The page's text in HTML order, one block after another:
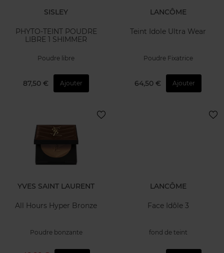
SISLEY
PHYTO-TEINT POUDRE
LIBRE 1 SHIMMER
Poudre libre
87,50 € Ajouter
LANCÔME
Teint Idole Ultra Wear
Poudre Fixatrice
64,50 € Ajouter
YVES SAINT LAURENT
All Hours Hyper Bronze
Poudre bonzante
LANCÔME
Face Idôle 3
fond de teint